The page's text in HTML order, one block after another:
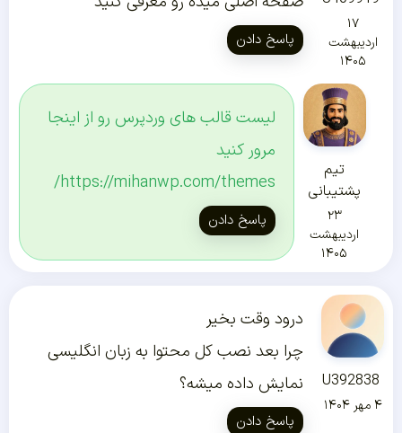
۱۷
اردیبهشت
۱۴۰۵
پاسخ دادن
تیم
پشتیبانی
۲۳
اردیبهشت
۱۴۰۵
لیست قالب های وردپرس رو از اینجا
مرور کنید
https://mihanwp.com/themes/
پاسخ دادن
U392838
۴ مهر ۱۴۰۴
درود وقت بخیر
چرا بعد نصب کل محتوا به زبان انگلیسی
نمایش داده میشه؟
پاسخ دادن